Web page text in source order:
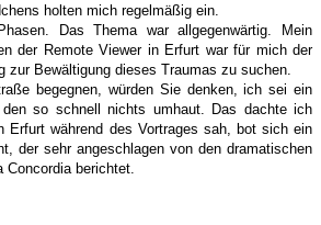
holten mich regelmäßig ein.
Das Thema war allgegenwärtig. Mein
der Remote Viewer in Erfurt war für mich der
zur Bewältigung dieses Traumas zu suchen.
begegnen, würden Sie denken, ich sei ein
so schnell nichts umhaut. Das dachte ich
Erfurt während des Vortrages sah, bot sich ein
der sehr angeschlagen von den dramatischen
Concordia berichtet.